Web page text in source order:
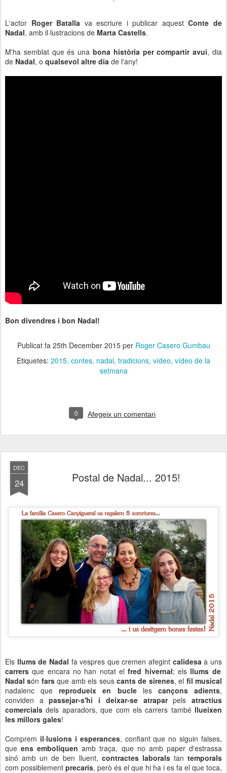
L'actor Roger Batalla va escriure i publicar aquestConte de
Nadal, amb il·lustracions de Marta Castells.
M'ha semblat que és una bona història per compartir avui, dia
de Nadal, o qualsevol altre dia de l'any!
Bon divendres i bon Nadal!
Publicat fa 25th December 2015per Roger Casero Gumbau
Etiquetes: 2015 contes nadal tradicions vídeo vídeo de la
setmana
0 Afegeix un comentari
DEC
24 Postal de Nadal... 2015!
Els llums de Nadal fa vespres que cremen afegint calidesaa uns
carrers que encara no han notat elfred hivernal; els llums de
Nadal són farsque amb els seuscants de sirenes, el fil musical
nadalenc que reprodueix en bucleles cançons adients,
conviden apassejar-s'hi i deixar-se atraparpelsatractius
comercials dels aparadors, que com els carrers també llueixen
les millors gales!
Comprem il·lusions i esperances, confiant que no siguin falses,
queens emboliquenamb traça, que no amb paper d'estrassa
sinó amb un de ben lluent, contractes laboralstan temporals
com possiblement precaris, però és el que hi ha i es fa el que toca,